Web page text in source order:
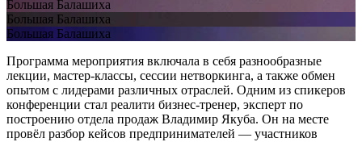
Большая Балашиха
Большая Балашиха
Большая Балашиха
Программа мероприятия включала в себя разнообразные
лекции, мастер-классы, сессии нетворкинга, а также обмен
опытом с лидерами различных отраслей. Одним из спикеров
конференции стал реалити бизнес-тренер, эксперт по
построению отдела продаж Владимир Якуба. Он на месте
провёл разбор кейсов предпринимателей — участников